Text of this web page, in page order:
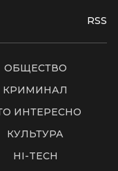
RSS
ОБЩЕСТВО
КРИМИНАЛ
ИНТЕРЕСНО
КУЛЬТУРА
HI-TECH